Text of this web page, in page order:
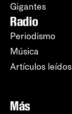
Gigantes
Radio
Periodismo
Música
Artículos leídos
Más